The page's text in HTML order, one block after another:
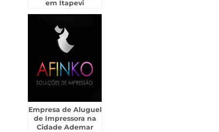
em Itapevi
Empresa de Aluguel
de Impressora na
Cidade Ademar